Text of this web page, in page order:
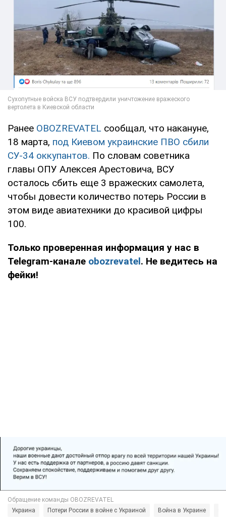
Ранее OBOZREVATEL сообщал, что накануне,
18 марта, под Киевом украинские ПВО сбили
СУ-34 оккупантов. По словам советника
главы ОПУ Алексея Арестовича, ВСУ
осталось сбить еще 3 вражеских самолета,
чтобы довести количество потерь России в
этом виде авиатехники до красивой цифры
100.
Только проверенная информация у нас в
Telegram-канале obozrevatel. Не ведитесь на
фейки!
Украина Потери России в войне с Украиной Война в Украине